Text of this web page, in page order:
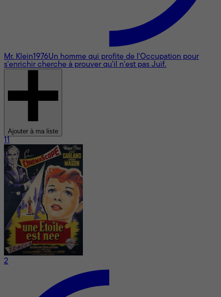
Mr. Klein1976Un homme qui profite de l'Occupation pour
s'enrichir cherche à prouver qu'il n'est pas Juif.
Ajouter à ma liste
11
2